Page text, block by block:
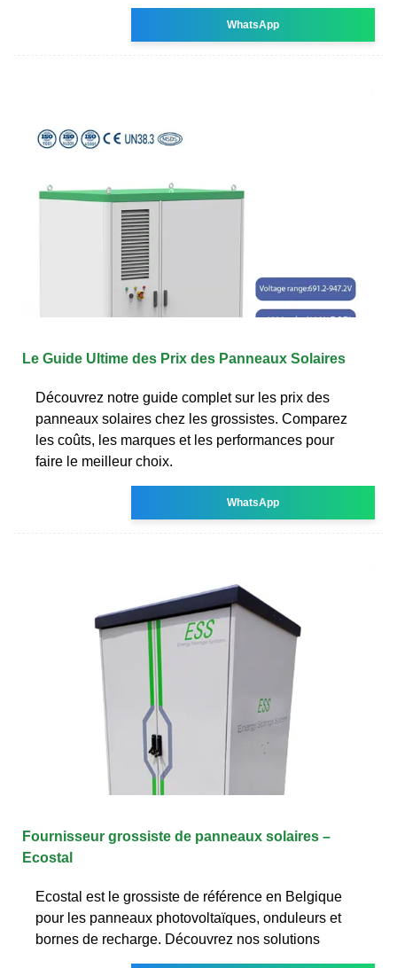
WhatsApp
Le Guide Ultime des Prix des Panneaux Solaires
Découvrez notre guide complet sur les prix des
panneaux solaires chez les grossistes. Comparez
les coûts, les marques et les performances pour
faire le meilleur choix.
WhatsApp
Fournisseur grossiste de panneaux solaires –
Ecostal
Ecostal est le grossiste de référence en Belgique
pour les panneaux photovoltaïques, onduleurs et
bornes de recharge. Découvrez nos solutions